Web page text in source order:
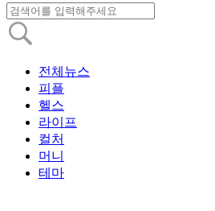
전체뉴스
피플
헬스
라이프
컬처
머니
테마